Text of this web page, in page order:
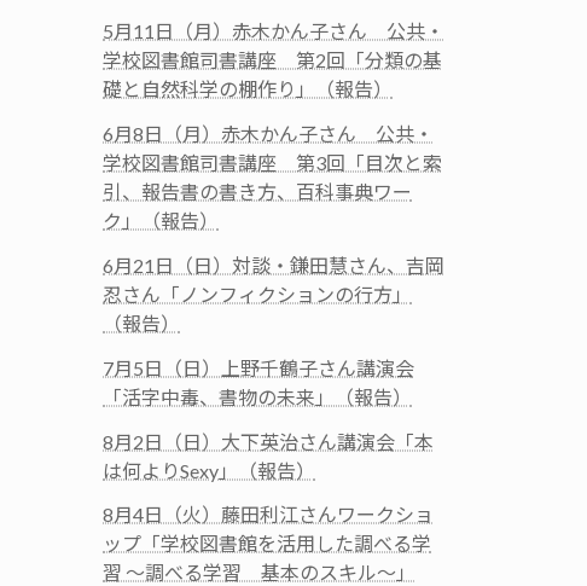
5月11日（月）赤木かん子さん 公共・
学校図書館司書講座 第2回「分類の基
礎と自然科学の棚作り」（報告）
6月8日（月）赤木かん子さん 公共・
学校図書館司書講座 第3回「目次と索
引、報告書の書き方、百科事典ワー
ク」（報告）
6月21日（日）対談・鎌田慧さん、吉岡
忍さん「ノンフィクションの行方」
（報告）
7月5日（日）上野千鶴子さん講演会
「活字中毒、書物の未来」（報告）
8月2日（日）大下英治さん講演会「本
は何よりSexy」（報告）
8月4日（火）藤田利江さんワークショ
ップ「学校図書館を活用した調べる学
習 ～調べる学習 基本のスキル～」